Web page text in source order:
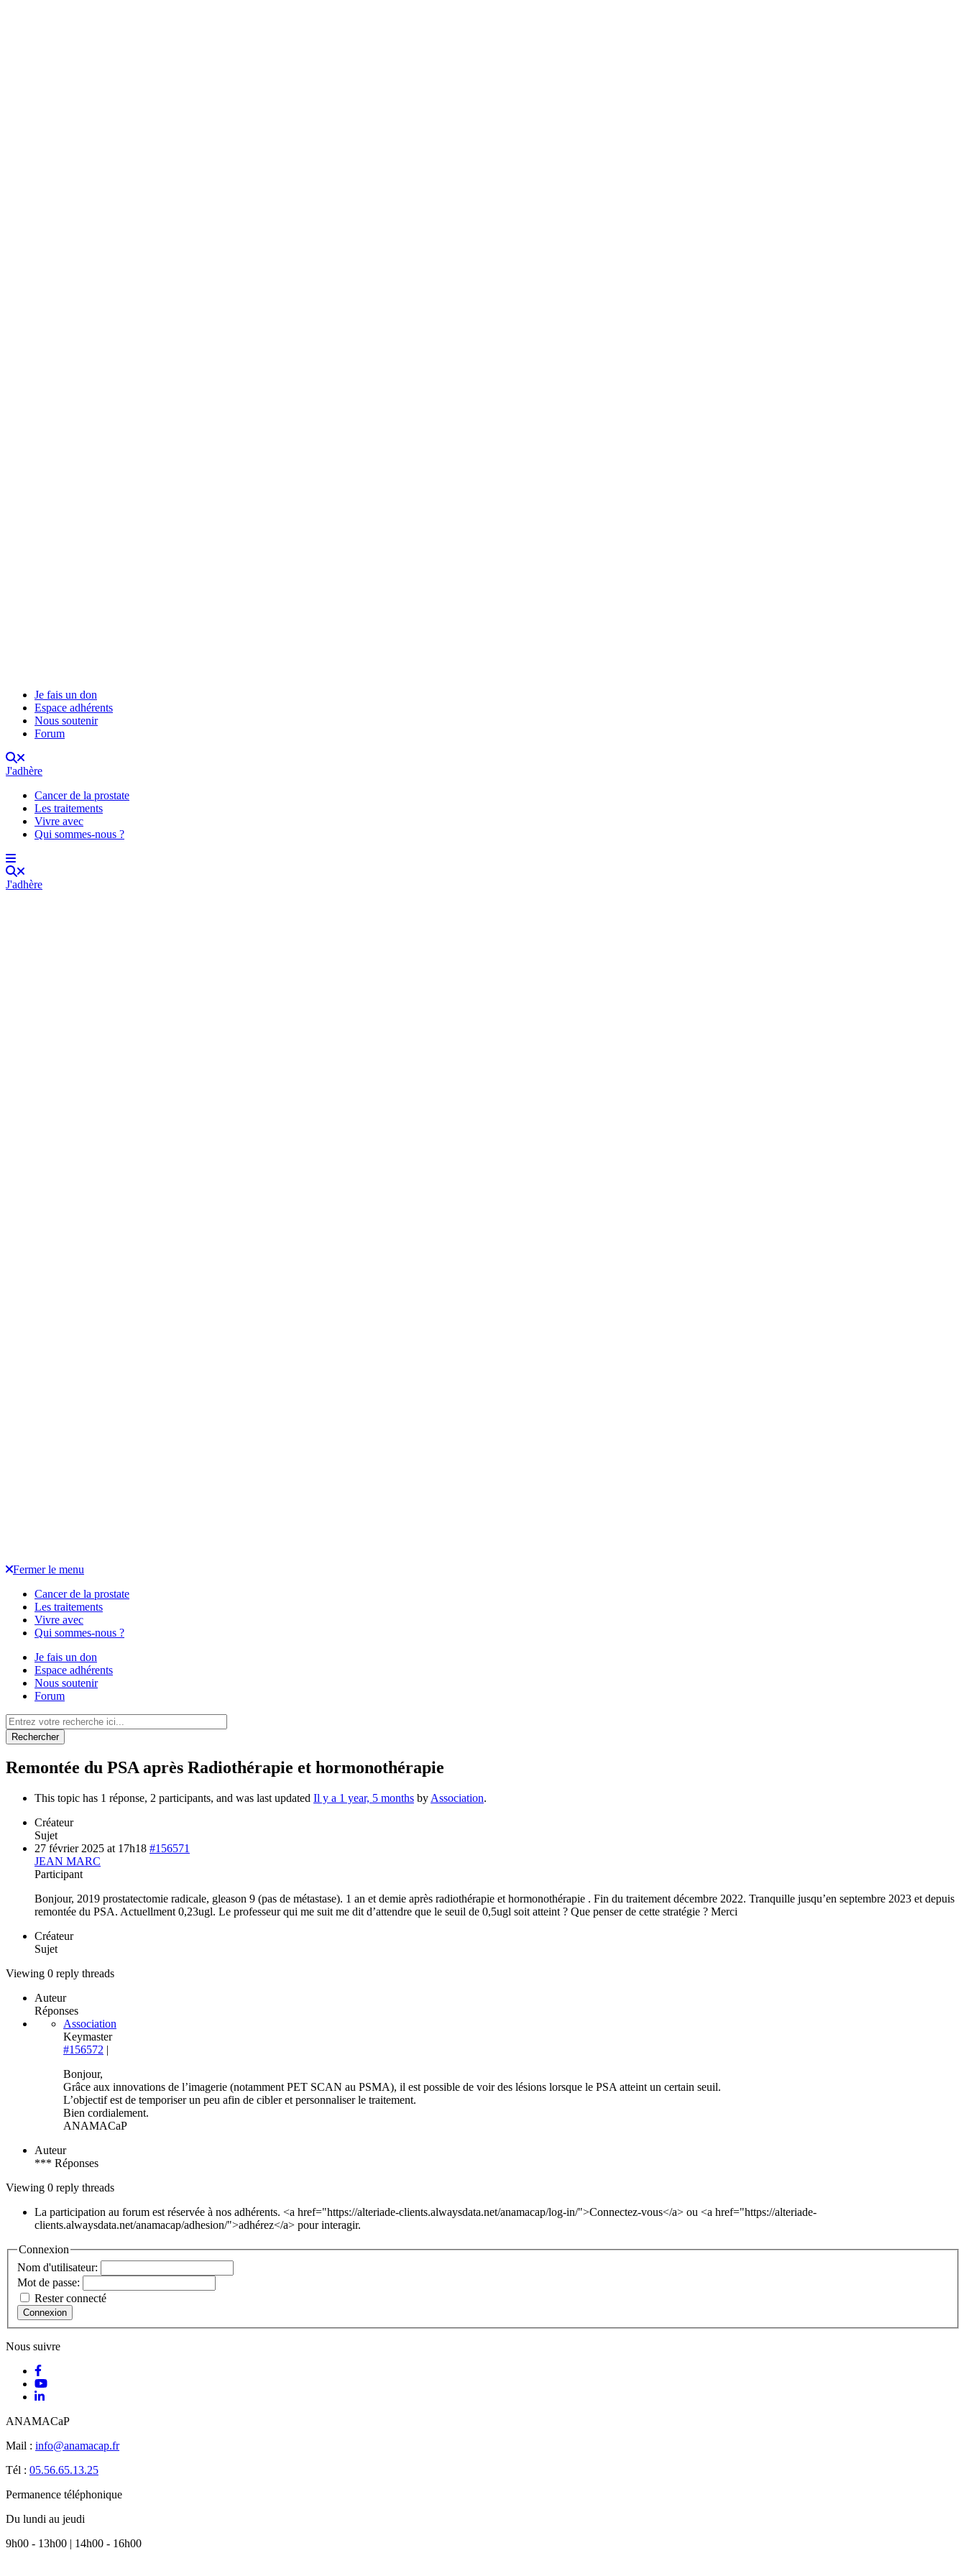
Je fais un don
Espace adhérents
Nous soutenir
Forum
J'adhère
Cancer de la prostate
Les traitements
Vivre avec
Qui sommes-nous ?
J'adhère
Fermer le menu
Cancer de la prostate
Les traitements
Vivre avec
Qui sommes-nous ?
Je fais un don
Espace adhérents
Nous soutenir
Forum
Rechercher
Remontée du PSA après Radiothérapie et hormonothérapie
This topic has 1 réponse, 2 participants, and was last updated Il y a 1 year, 5 months by Association.
Créateur
Sujet
27 février 2025 at 17h18 #156571
JEAN MARC
Participant
Bonjour, 2019 prostatectomie radicale, gleason 9 (pas de métastase). 1 an et demie après radiothérapie et hormonothérapie . Fin du traitement décembre 2022. Tranquille jusqu’en septembre 2023 et depuis
remontée du PSA. Actuellment 0,23ugl. Le professeur qui me suit me dit d’attendre que le seuil de 0,5ugl soit atteint ? Que penser de cette stratégie ? Merci
Créateur
Sujet
Viewing 0 reply threads
Auteur
Réponses
Association
Keymaster
#156572 |
Bonjour,
Grâce aux innovations de l’imagerie (notamment PET SCAN au PSMA), il est possible de voir des lésions lorsque le PSA atteint un certain seuil.
L’objectif est de temporiser un peu afin de cibler et personnaliser le traitement.
Bien cordialement.
ANAMACaP
Auteur
*** Réponses
Viewing 0 reply threads
La participation au forum est réservée à nos adhérents. <a href="https://alteriade-clients.alwaysdata.net/anamacap/log-in/">Connectez-vous</a> ou <a href="https://alteriade-
clients.alwaysdata.net/anamacap/adhesion/">adhérez</a> pour interagir.
Connexion
Nom d'utilisateur:
Mot de passe:
Rester connecté
Connexion
Nous suivre
ANAMACaP
Mail : info@anamacap.fr
Tél : 05.56.65.13.25
Permanence téléphonique
Du lundi au jeudi
9h00 - 13h00 | 14h00 - 16h00